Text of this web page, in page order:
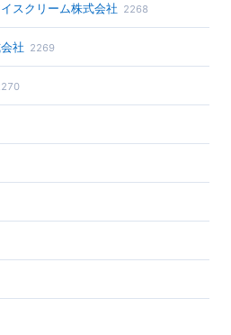
スクリーム株式会社 2268
社 2269